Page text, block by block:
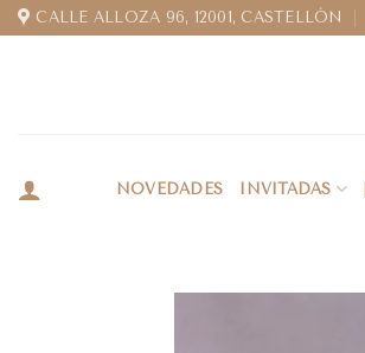
CALLE ALLOZA 96, 12001, CASTELLÓN
NOVEDADES INVITADAS